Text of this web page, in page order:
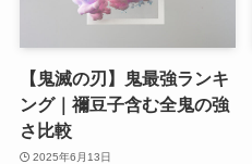
【鬼滅の刃】鬼最強ランキ
ング｜禰豆子含む全鬼の強
さ比較
2025年6月13日